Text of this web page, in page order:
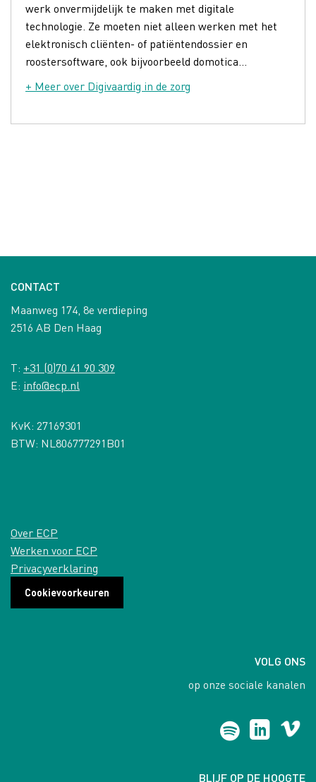
werk onvermijdelijk te maken met digitale
technologie. Ze moeten niet alleen werken met het
elektronisch cliënten- of patiëntendossier en
roostersoftware, ook bijvoorbeeld domotica...
+ Meer over Digivaardig in de zorg
CONTACT
Maanweg 174, 8e verdieping
2516 AB Den Haag
T: +31 (0)70 41 90 309
E: info@ecp.nl
KvK: 27169301
BTW: NL806777291B01
Over ECP
Werken voor ECP
Privacyverklaring
Cookievoorkeuren
VOLG ONS
op onze sociale kanalen
BLIJF OP DE HOOGTE